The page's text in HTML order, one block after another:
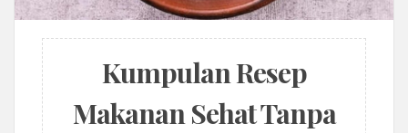
Kumpulan Resep
Makanan Sehat Tanpa